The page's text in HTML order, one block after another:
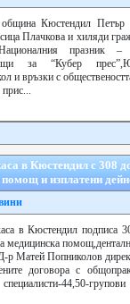
Кюстендил Петър
Плачкова и хиляди
празник
за “Кубер
и връзки с
прис...
в Кюстендил с 308
и изплатени
в Кюстендил подписа
медицинска
р Матей Попниколов
договора с
специалисти-44,50-